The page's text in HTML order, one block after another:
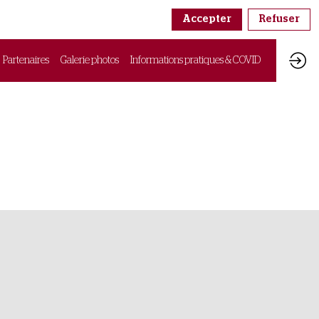
Partenaires Galerie photos Informations pratiques & COVID
Accepter Refuser